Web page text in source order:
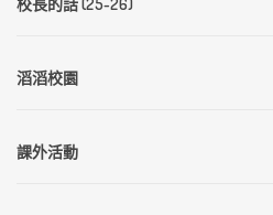
校長的話 (25-26)
滔滔校園
課外活動